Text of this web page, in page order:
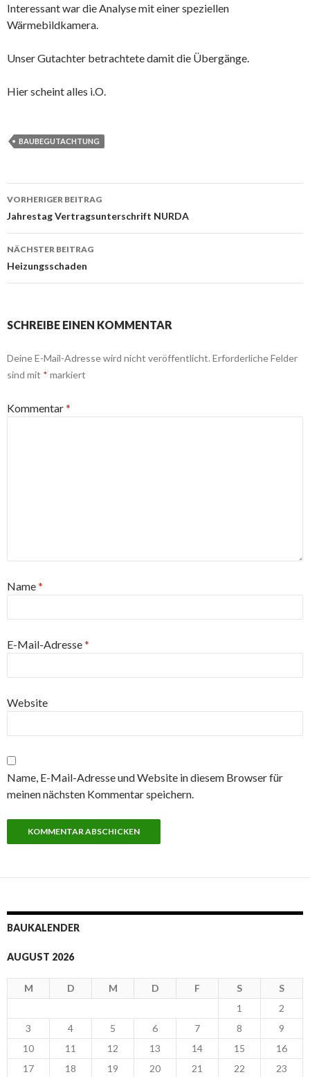
Interessant war die Analyse mit einer speziellen
Wärmebildkamera.
Unser Gutachter betrachtete damit die Übergänge.
Hier scheint alles i.O.
BAUBEGUTACHTUNG
Beitrags-
Navigation
VORHERIGER BEITRAG
Jahrestag Vertragsunterschrift NURDA
NÄCHSTER BEITRAG
Heizungsschaden
SCHREIBE EINEN KOMMENTAR
Deine E-Mail-Adresse wird nicht veröffentlicht. Erforderliche Felder
sind mit * markiert
Kommentar*
Name*
E-Mail-Adresse*
Website
Name, E-Mail-Adresse und Website in diesem Browser für
meinen nächsten Kommentar speichern.
BAUKALENDER
AUGUST 2026
M D M D F S
S
1
2
3
4 5 6 7 8
9
10
11 12 13 14 15
16
17
18 19 20 21 22 23